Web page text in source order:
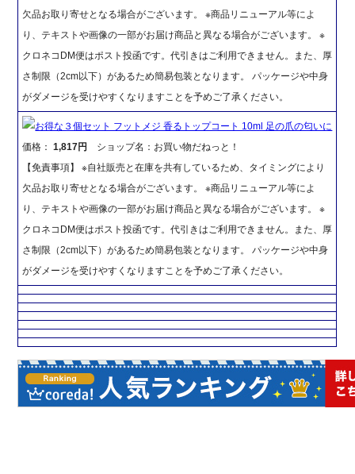
欠品お取り寄せとなる場合がございます。 ※商品リニューアル等によ
り、テキストや画像の一部がお届け商品と異なる場合がございます。 ※
クロネコDM便はポスト投函です。代引きはご利用できません。また、厚
さ制限（2cm以下）があるため簡易包装となります。 パッケージや中身
がダメージを受けやすくなりますことを予めご了承ください。
お得な３個セット フットメジ 香るトップコート 10ml 足の爪の匂いに
価格：1,817円
ショップ名：お買い物だねっと！
【免責事項】 ※自社販売と在庫を共有しているため、タイミングにより
欠品お取り寄せとなる場合がございます。 ※商品リニューアル等によ
り、テキストや画像の一部がお届け商品と異なる場合がございます。 ※
クロネコDM便はポスト投函です。代引きはご利用できません。また、厚
さ制限（2cm以下）があるため簡易包装となります。 パッケージや中身
がダメージを受けやすくなりますことを予めご了承ください。